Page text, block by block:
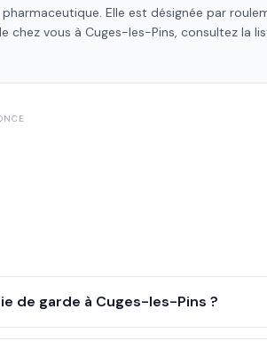
Elle est désignée par
chez vous à Cuges-les-Pins, consultez la
de garde à Cuges-les-Pins ?